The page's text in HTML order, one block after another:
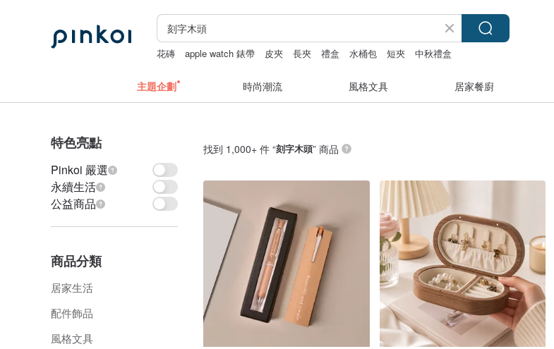
花磚 apple watch 錶帶 皮夾 長夾 禮盒 水桶包 短夾 中秋禮盒
主題企劃 時尚潮流 風格文具 居家餐廚
特色亮點
Pinkoi 嚴選
永續生活
公益商品
商品分類
居家生活
配件飾品
風格文具
找到 1,000+ 件 “刻字木頭” 商品